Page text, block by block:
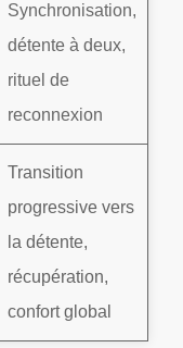
Synchronisation,
détente à deux,
rituel de
reconnexion
Transition
progressive vers
la détente,
récupération,
confort global